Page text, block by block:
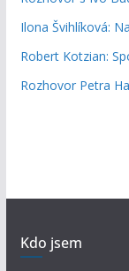
Ilona Švihlíková:
Robert Kotzian:
Rozhovor Petra
Kdo jsem